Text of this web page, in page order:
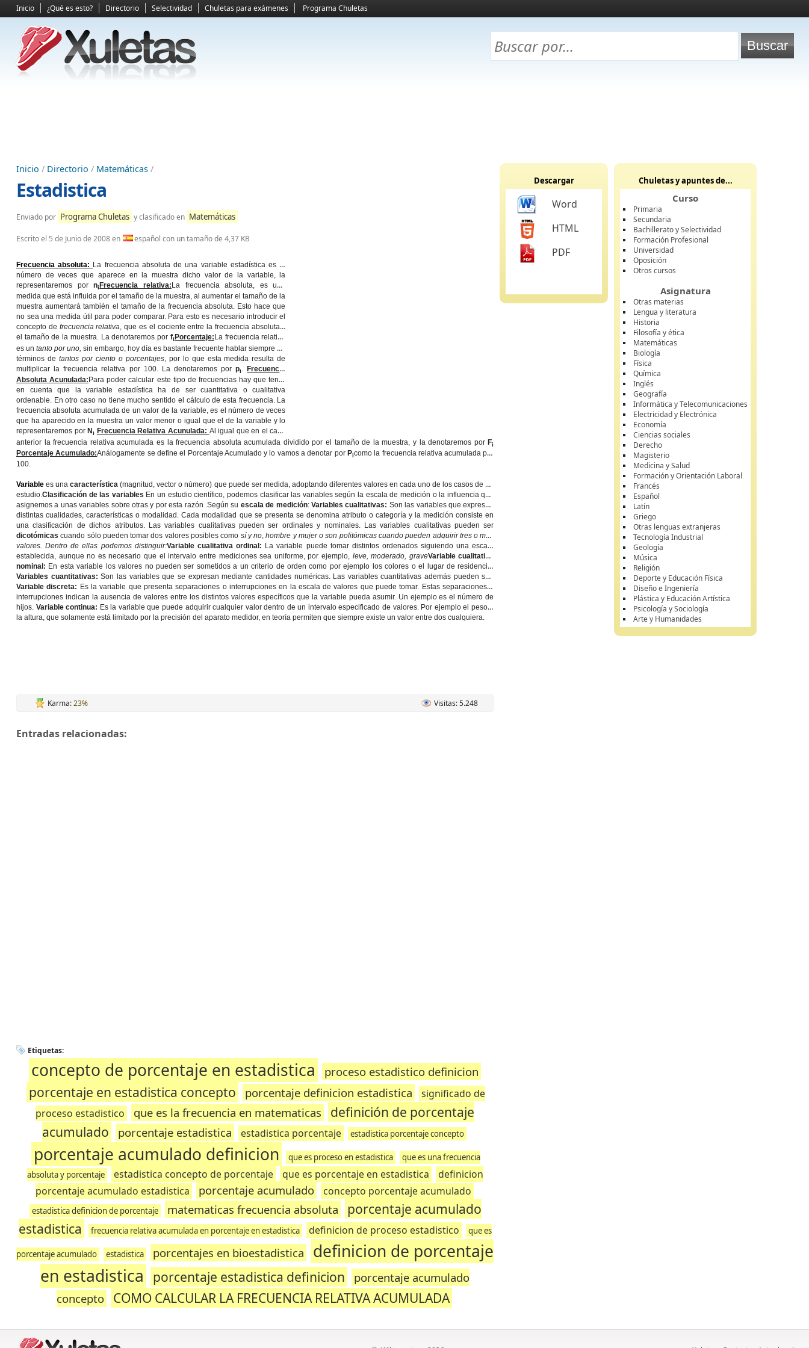
Inicio ¿Qué es esto? Directorio Selectividad Chuletas para exámenes Programa Chuletas
Inicio / Directorio / Matemáticas /
Estadistica
Enviado por Programa Chuletas y clasificado en Matemáticas
Escrito el 5 de Junio de 2008en español con un tamaño de 4,37 KB
Frecuencia absoluta: La frecuencia absoluta de una variable estadística es el
número de veces que aparece en la muestra dicho valor de la variable, la
representaremos porniFrecuencia relativa: La frecuencia absoluta, es una
medida que está influida por el tamaño de la muestra, al aumentar el tamaño de la
muestra aumentará también el tamaño de la frecuencia absoluta. Esto hace que
no sea una medida útil para poder comparar. Para esto es necesario introducir el
concepto de frecuencia relativa, que es el cociente entre la frecuencia absoluta y
el tamaño de la muestra. La denotaremos por fiPorcentaje: La frecuencia relativa
es untanto por uno,sin embargo, hoy día es bastante frecuente hablar siempre en
términos de tantos por ciento o porcentajes, por lo que esta medida resulta de
multiplicar la frecuencia relativa por 100. La denotaremos porpi .Frecuencia
Absoluta Acunulada: Para poder calcular este tipo de frecuencias hay que tener
en cuenta que la variable estadística ha de ser cuantitativa o cualitativa
ordenable. En otro caso no tiene mucho sentido el cálculo de esta frecuencia. La
frecuencia absoluta acumulada de un valor de la variable, es el número de veces
que ha aparecido en la muestra un valor menor o igual que el de la variable y lo
representaremos por Ni Frecuencia Relativa Acunulada: Al igual que en el caso
anterior la frecuencia relativa acumulada es la frecuencia absoluta acumulada dividido por el tamaño de la muestra, y la denotaremos porFi
Porcentaje Acumulado:Análogamente se define el Porcentaje Acumulado y lo vamos a denotar por Picomo la frecuencia relativa acumulada por
100.
Variable es unacaracterística (magnitud, vector o número) que puede ser medida, adoptando diferentes valores en cada uno de los casos de un
estudio.Clasificación de las variables En un estudio científico, podemos clasificar las variables según la escala de medición o la influencia que
asignemos a unas variables sobre otras y por esta razón .Según su escala de medición:Variables cualitativas: Son las variables que expresan
distintas cualidades, características o modalidad. Cada modalidad que se presenta se denomina atributo o categoría y la medición consiste en
una clasificación de dichos atributos. Las variables cualitativas pueden ser ordinales y nominales. Las variables cualitativas pueden ser
dicotómicas cuando sólo pueden tomar dos valores posibles como sí y no,hombre y mujer o son politómicas cuando pueden adquirir tres o más
valores. Dentro de ellas podemos distinguir:Variable cualitativa ordinal: La variable puede tomar distintos ordenados siguiendo una escala
establecida, aunque no es necesario que el intervalo entre mediciones sea uniforme, por ejemplo, leve, moderado, graveVariable cualitativa
nominal: En esta variable los valores no pueden ser sometidos a un criterio de orden como por ejemplo los colores o el lugar de residencia.
Variables cuantitativas: Son las variables que se expresan mediante cantidades numéricas. Las variables cuantitativas además pueden ser:
Variable discreta: Es la variable que presenta separaciones o interrupciones en la escala de valores que puede tomar. Estas separaciones o
interrupciones indican la ausencia de valores entre los distintos valores específicos que la variable pueda asumir. Un ejemplo es el número de
hijos. Variable continua: Es la variable que puede adquirir cualquier valor dentro de un intervalo especificado de valores. Por ejemplo el peso o
la altura, que solamente está limitado por la precisión del aparato medidor, en teoría permiten que siempre existe un valor entre dos cualquiera.
Karma:23% Visitas: 5.248
Entradas relacionadas:
Etiquetas:
concepto de porcentaje en estadistica proceso estadistico definicion
porcentaje en estadistica concepto porcentaje definicion estadistica
significado de
proceso estadistico
que es la frecuencia en matematicas
definición de porcentaje
acumulado
porcentaje estadistica estadistica porcentaje estadistica porcentaje concepto
porcentaje acumulado definicion que es proceso en estadistica
que es una frecuencia
absoluta y porcentaje
estadistica concepto de porcentaje que es porcentaje en estadistica
definicion
porcentaje acumulado estadistica
porcentaje acumulado concepto porcentaje acumulado
estadistica definicion de porcentaje matematicas frecuencia absoluta
porcentaje acumulado
estadistica
frecuencia relativa acumulada en porcentaje en estadistica definicion de proceso estadistico que es
porcentaje acumulado estadistica porcentajes en bioestadistica
definicion de porcentaje
en estadistica
porcentaje estadistica definicion
porcentaje acumulado
concepto
COMO CALCULAR LA FRECUENCIA RELATIVA ACUMULADA
Descargar
Word
HTML
PDF
Chuletas y apuntes de...
Curso
Primaria
Secundaria
Bachillerato y Selectividad
Formación Profesional
Universidad
Oposición
Otros cursos
Asignatura
Otras materias
Lengua y literatura
Historia
Filosofía y ética
Matemáticas
Biología
Física
Química
Inglés
Geografía
Informática y Telecomunicaciones
Electricidad y Electrónica
Economía
Ciencias sociales
Derecho
Magisterio
Medicina y Salud
Formación y Orientación Laboral
Francés
Español
Latín
Griego
Otras lenguas extranjeras
Tecnología Industrial
Geología
Música
Religión
Deporte y Educación Física
Diseño e Ingeniería
Plástica y Educación Artística
Psicología y Sociología
Arte y Humanidades